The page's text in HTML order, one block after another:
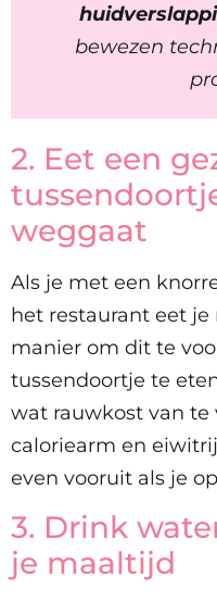
bewezen
2. Eet een
weggaat
Als je met een
het restaurant eet
manier om dit te
tussendoortje te
wat rauwkost van te
caloriearm en
even vooruit als je
3. Drink
je maaltijd